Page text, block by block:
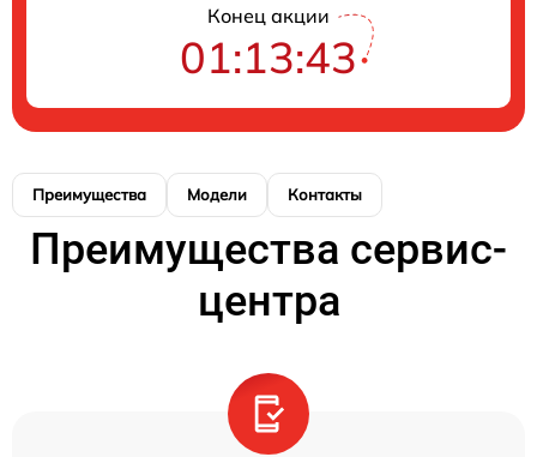
Конец акции
01:13:43
Преимущества Модели Контакты
Преимущества сервис-
центра